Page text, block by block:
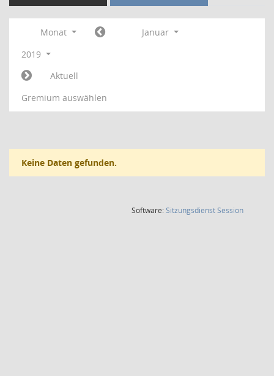
Monat
Januar
2019
Aktuell
Gremium auswählen
Keine Daten gefunden.
Software:SitzungsdienstSession(Wird in